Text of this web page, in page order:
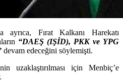
ayrıca, Fırat Kalkanı Harekatı
“DAEŞ (IŞİD), PKK ve YPG
devam edeceğini söylemişti.
uzaklaştırılması için Menbiç’e